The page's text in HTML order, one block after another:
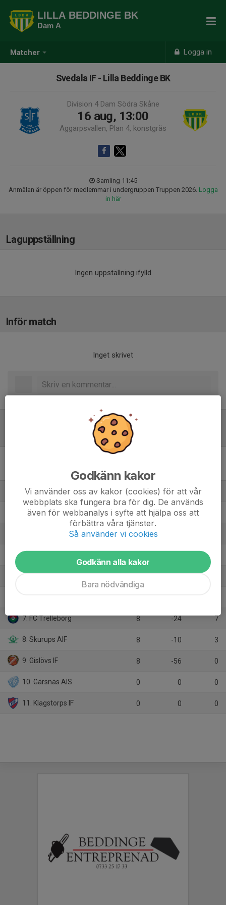
Matcher Logga in
LILLA BEDDINGE BK
Dam A
Svedala IF - Lilla Beddinge BK
Division 4 Dam Södra Skåne
16 aug, 13:00
Aggarpsvallen, Plan 4, konstgräs
Samling 11:45
Anmälan är öppen för medlemmar i undergruppen Truppen 2026. Logga
in här
Laguppställning
Ingen uppställning ifylld
Inför match
Inget skrivet
M
1. Lilla Beddinge BK 9 25
2. Rydsgårds AIF 8 43
8
4. Svenstorps IF
5. Wollsjö AIF
7. FC Trelleborg 8 -24 7
8. Skurups AIF 8 -10 3
9. Gislövs IF 8 -56 0
10. Gärsnäs AIS 0 0 0
11. Klagstorps IF 0 0 0
Godkänn kakor
Vi använder oss av kakor (cookies) för att vår
webbplats ska fungera bra för dig. De används
även för webbanalys i syfte att hjälpa oss att
förbättra våra tjänster.
Så använder vi cookies
Godkänn alla kakor
Bara nödvändiga